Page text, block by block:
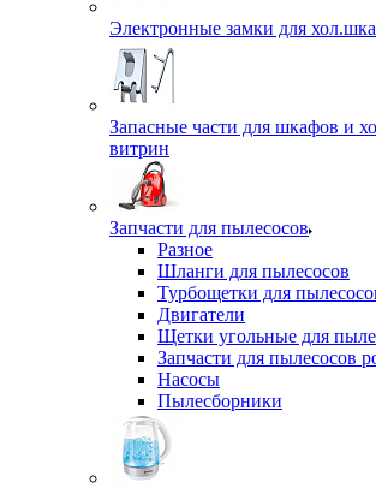
Электронные замки для
Запасные части для шкафов и
витрин
Запчасти для пылесосов
Разное
Шланги для пылесосов
Турбощетки для
Двигатели
Щетки угольные для
Запчасти для пылесосов
Насосы
Пылесборники